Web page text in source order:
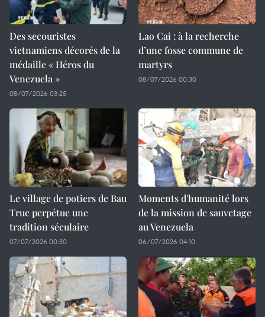
Des secouristes
vietnamiens décorés de la
médaille « Héros du
Venezuela »
08/07/2026 03:25
Lao Cai : à la recherche
d’une fosse commune de
martyrs
08/07/2026 00:30
Le village de potiers de Bau
Truc perpétue une
tradition séculaire
07/07/2026 00:30
Moments d'humanité lors
de la mission de sauvetage
au Venezuela
06/07/2026 04:10